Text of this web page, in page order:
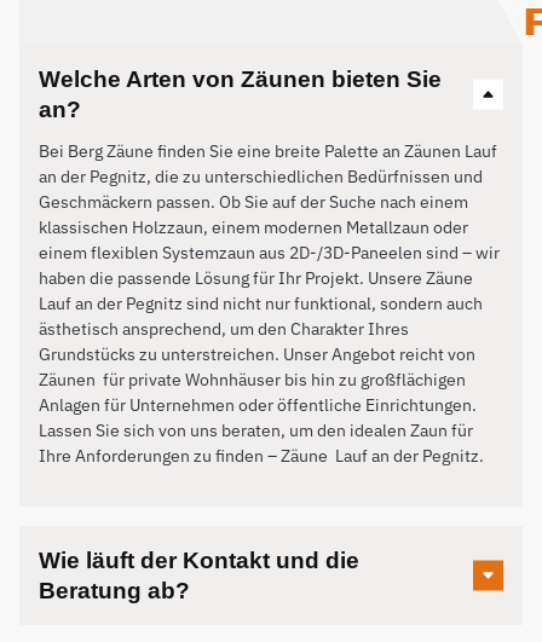
Welche Arten von Zäunen bieten Sie
an?
Bei Berg Zäune finden Sie eine breite Palette an Zäunen Lauf
an der Pegnitz, die zu unterschiedlichen Bedürfnissen und
Geschmäckern passen. Ob Sie auf der Suche nach einem
klassischen Holzzaun, einem modernen Metallzaun oder
einem flexiblen Systemzaun aus 2D-/3D-Paneelen sind – wir
haben die passende Lösung für Ihr Projekt. Unsere Zäune
Lauf an der Pegnitz sind nicht nur funktional, sondern auch
ästhetisch ansprechend, um den Charakter Ihres
Grundstücks zu unterstreichen. Unser Angebot reicht von
Zäunen für private Wohnhäuser bis hin zu großflächigen
Anlagen für Unternehmen oder öffentliche Einrichtungen.
Lassen Sie sich von uns beraten, um den idealen Zaun für
Ihre Anforderungen zu finden – Zäune Lauf an der Pegnitz.
Wie läuft der Kontakt und die
Beratung ab?